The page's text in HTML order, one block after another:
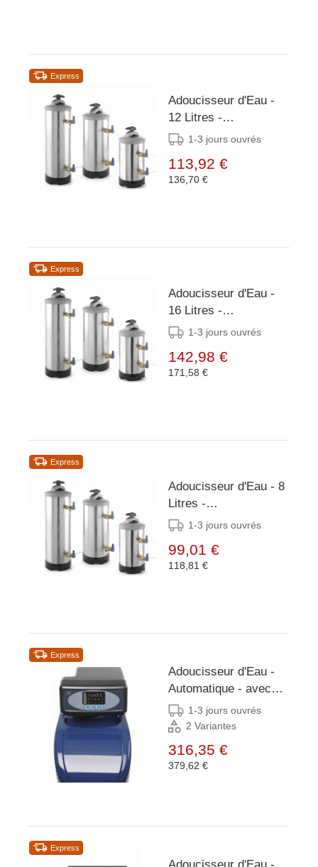
Express
Adoucisseur d'Eau -
12 Litres -
ø185x(H)500mm
1-3 jours ouvrés
113,92 €
136,70 €
Express
Adoucisseur d'Eau -
16 Litres -
ø185x(H)600mm
1-3 jours ouvrés
142,98 €
171,58 €
Express
Adoucisseur d'Eau - 8
Litres -
ø185x(H)400mm
1-3 jours ouvrés
99,01 €
118,81 €
Express
Adoucisseur d'Eau -
Automatique - avec
Différents Réglages -
5L/min -
1-3 jours ouvrés
2 Variantes
316,35 €
379,62 €
Express